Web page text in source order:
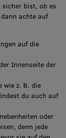
bist, ob es
achte auf
auf die
Innenseite der
wie z. B. die
du auch auf
oder
denn jede